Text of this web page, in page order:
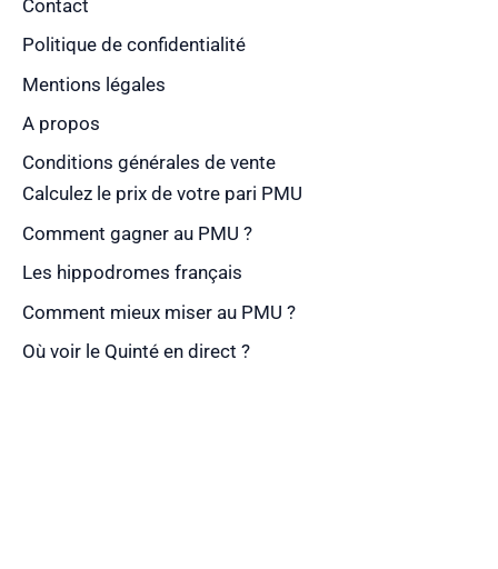
Contact
Politique de confidentialité
Mentions légales
A propos
Conditions générales de vente
Calculez le prix de votre pari PMU
Comment gagner au PMU ?
Les hippodromes français
Comment mieux miser au PMU ?
Où voir le Quinté en direct ?